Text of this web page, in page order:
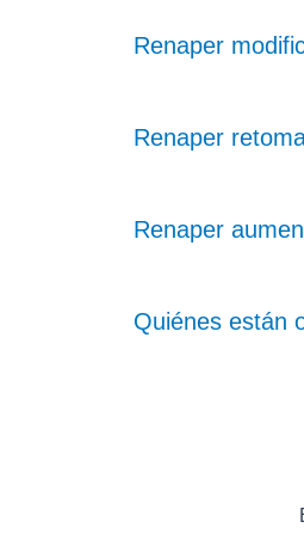
Renaper
Renaper
Renaper
Quiénes están